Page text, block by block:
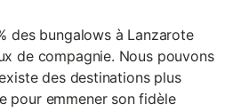
des bungalows à Lanzarote
de compagnie. Nous pouvons
des destinations plus
pour emmener son fidèle